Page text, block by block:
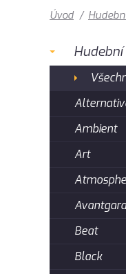
Úvod /
Ambient
Art
Beat
Black